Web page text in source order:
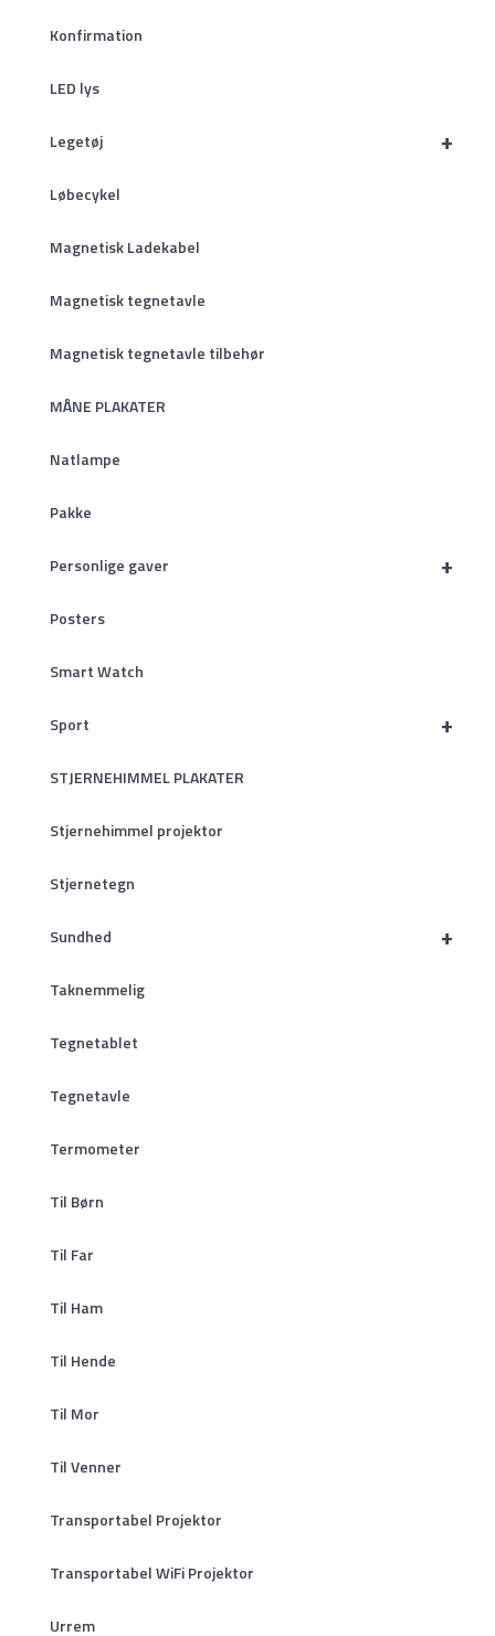
Konfirmation
LED lys
+
Legetøj
Løbecykel
Magnetisk Ladekabel
Magnetisk tegnetavle
Magnetisk tegnetavle tilbehør
MÅNE PLAKATER
Natlampe
Pakke
+
Personlige gaver
Posters
Smart Watch
+
Sport
STJERNEHIMMEL PLAKATER
Stjernehimmel projektor
Stjernetegn
+
Sundhed
Taknemmelig
Tegnetablet
Tegnetavle
Termometer
Til Børn
Til Far
Til Ham
Til Hende
Til Mor
Til Venner
Transportabel Projektor
Transportabel WiFi Projektor
Urrem